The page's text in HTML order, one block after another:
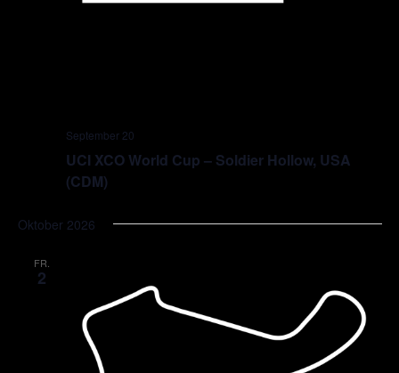
UCI XCO World Cup – Soldier Hollow, USA
(CDM)
September 20
Oktober 2026
FR.
2